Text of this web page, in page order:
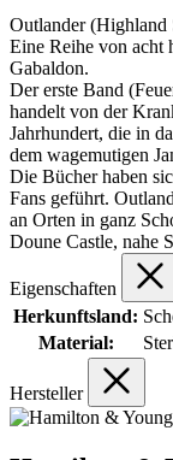
Outlander (Highland
Eine Reihe von acht
Gabaldon.
Der erste Band
handelt von der
Jahrhundert, die in
dem wagemutigen
Die Bücher haben
Fans geführt.
an Orten in ganz
Doune Castle, nahe
Eigenschaften
Herkunftsland:
Material:
Hersteller